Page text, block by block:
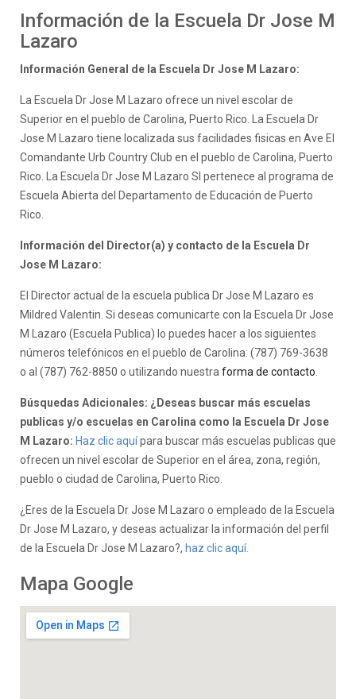
Información de la Escuela Dr Jose M
Lazaro
Información General de la Escuela Dr Jose M Lazaro:
La Escuela Dr Jose M Lazaro ofrece un nivel escolar de
Superior en el pueblo de Carolina, Puerto Rico. La Escuela Dr
Jose M Lazaro tiene localizada sus facilidades fisicas en Ave El
Comandante Urb Country Club en el pueblo de Carolina, Puerto
Rico. La Escuela Dr Jose M Lazaro SI pertenece al programa de
Escuela Abierta del Departamento de Educación de Puerto
Rico.
Información del Director(a) y contacto de la Escuela Dr
Jose M Lazaro:
El Director actual de la escuela publica Dr Jose M Lazaro es
Mildred Valentin. Si deseas comunicarte con la Escuela Dr Jose
M Lazaro (Escuela Publica) lo puedes hacer a los siguientes
números telefónicos en el pueblo de Carolina: (787) 769-3638
o al (787) 762-8850 o utilizando nuestra forma de contacto
Búsquedas Adicionales: ¿Deseas buscar más escuelas
publicas y/o escuelas en Carolina como la Escuela Dr Jose
M Lazaro: Haz clic aquípara buscar más escuelas publicas que
ofrecen un nivel escolar de Superior en el área, zona, región,
pueblo o ciudad de Carolina, Puerto Rico.
¿Eres de la Escuela Dr Jose M Lazaro o empleado de la Escuela
Dr Jose M Lazaro, y deseas actualizar la información del perfil
de la Escuela Dr Jose M Lazaro?, haz clic aquí.
Mapa Google